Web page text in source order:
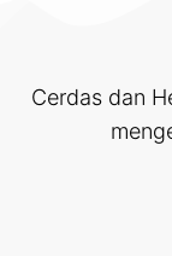
Cerdas dan